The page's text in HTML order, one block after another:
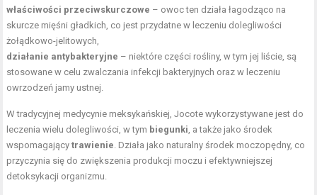
właściwości przeciwskurczowe – owoc ten działa łagodząco na
skurcze mięśni gładkich, co jest przydatne w leczeniu dolegliwości
żołądkowo-jelitowych,
działanie antybakteryjne – niektóre części rośliny, w tym jej liście, są
stosowane w celu zwalczania infekcji bakteryjnych oraz w leczeniu
owrzodzeń jamy ustnej.
W tradycyjnej medycynie meksykańskiej, Jocote wykorzystywane jest do
leczenia wielu dolegliwości, w tym biegunki , a także jako środek
wspomagającytrawienie . Działa jako naturalny środek moczopędny, co
przyczynia się do zwiększenia produkcji moczu i efektywniejszej
detoksykacji organizmu.